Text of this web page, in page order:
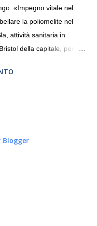
«Impegno vitale nel
la poliomelite nel
attività sanitaria in
della capitale, per la
Sud-Est che festeggia
per raccontare al
all’estero in paesi in
Blogger